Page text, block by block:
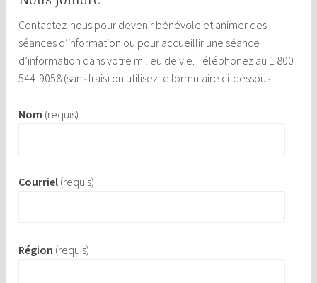
Contactez-nous pour devenir bénévole et animer des
séances d’information ou pour accueillir une séance
d’information dans votre milieu de vie. Téléphonez au 1 800
544-9058 (sans frais) ou utilisez le formulaire ci-dessous.
Nom (requis)
Courriel (requis)
Région (requis)